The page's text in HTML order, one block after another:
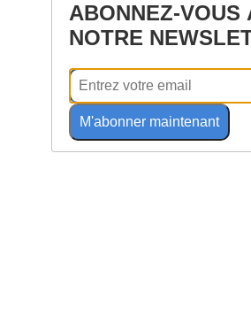
ABONNEZ-VOUS
NOTRE
M'abonner maintenant